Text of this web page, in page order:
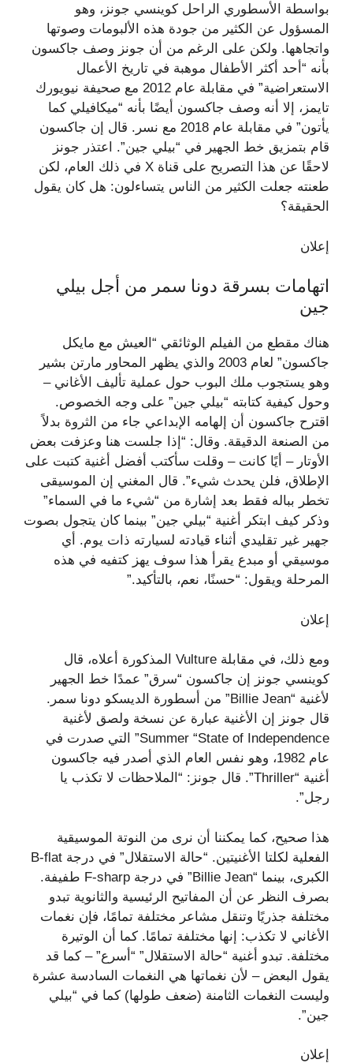
بواسطة الأسطوري الراحل كوينسي جونز، وهو
المسؤول عن الكثير من جودة هذه الألبومات وصوتها
واتجاهها. ولكن على الرغم من أن جونز وصف جاكسون
بأنه “أحد أكثر الأطفال موهبة في تاريخ الأعمال
الاستعراضية” في مقابلة عام 2012 مع صحيفة نيويورك
تايمز، إلا أنه وصف جاكسون أيضًا بأنه “ميكافيلي كما
يأتون” في مقابلة عام 2018 مع نسر. قال إن جاكسون
قام بتمزيق خط الجهير في “بيلي جين”. اعتذر جونز
لاحقًا عن هذا التصريح على قناة X في ذلك العام، لكن
طعنته جعلت الكثير من الناس يتساءلون: هل كان يقول
الحقيقة؟
إعلان
اتهامات بسرقة دونا سمر من أجل بيلي
جين
هناك مقطع من الفيلم الوثائقي “العيش مع مايكل
جاكسون” لعام 2003 والذي يظهر المحاور مارتن بشير
وهو يستجوب ملك البوب ​​حول عملية تأليف الأغاني –
وحول كيفية كتابته “بيلي جين” على وجه الخصوص.
اقترح جاكسون أن إلهامه الإبداعي جاء من الثروة بدلاً
من الصنعة الدقيقة. وقال: “إذا جلست هنا وعزفت بعض
الأوتار – أيًا كانت – وقلت سأكتب أفضل أغنية كتبت على
الإطلاق، فلن يحدث شيء”. قال المغني إن الموسيقى
تخطر بباله فقط بعد إشارة من “شيء ما في السماء”
وذكر كيف ابتكر أغنية “بيلي جين” بينما كان يتجول بصوت
جهير غير تقليدي أثناء قيادته لسيارته ذات يوم. أي
موسيقي أو مبدع يقرأ هذا سوف يهز كتفيه في هذه
المرحلة ويقول: “حسنًا، نعم، بالتأكيد.”
إعلان
ومع ذلك، في مقابلة Vulture المذكورة أعلاه، قال
كوينسي جونز إن جاكسون “سرق” عمدًا خط الجهير
لأغنية “Billie Jean” من أسطورة الديسكو دونا سمر.
قال جونز إن الأغنية عبارة عن نسخة ولصق لأغنية
Summer “State of Independence” التي صدرت في
عام 1982، وهو نفس العام الذي أصدر فيه جاكسون
أغنية “Thriller”. قال جونز: “الملاحظات لا تكذب يا
رجل”.
هذا صحيح، كما يمكننا أن نرى من النوتة الموسيقية
الفعلية لكلتا الأغنيتين. “حالة الاستقلال” في درجة B-flat
الكبرى، بينما “Billie Jean” في درجة F-sharp طفيفة.
بصرف النظر عن أن المفاتيح الرئيسية والثانوية تبدو
مختلفة جذريًا وتنقل مشاعر مختلفة تمامًا، فإن نغمات
الأغاني لا تكذب: إنها مختلفة تمامًا. كما أن الوتيرة
مختلفة. تبدو أغنية “حالة الاستقلال” “أسرع” – كما قد
يقول البعض – لأن نغماتها هي النغمات السادسة عشرة
وليست النغمات الثامنة (ضعف طولها) كما في “بيلي
جين”.
إعلان